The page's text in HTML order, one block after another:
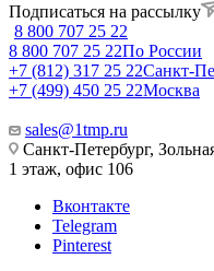
Подписаться на рассылку
8 800 707 25 22
8 800 707 25 22По России
+7 (812) 317 25 22Санкт-
+7 (499) 450 25 22Москва
sales@1tmp.ru
Санкт-Петербург,
1 этаж, офис 106
Вконтакте
Telegram
Pinterest